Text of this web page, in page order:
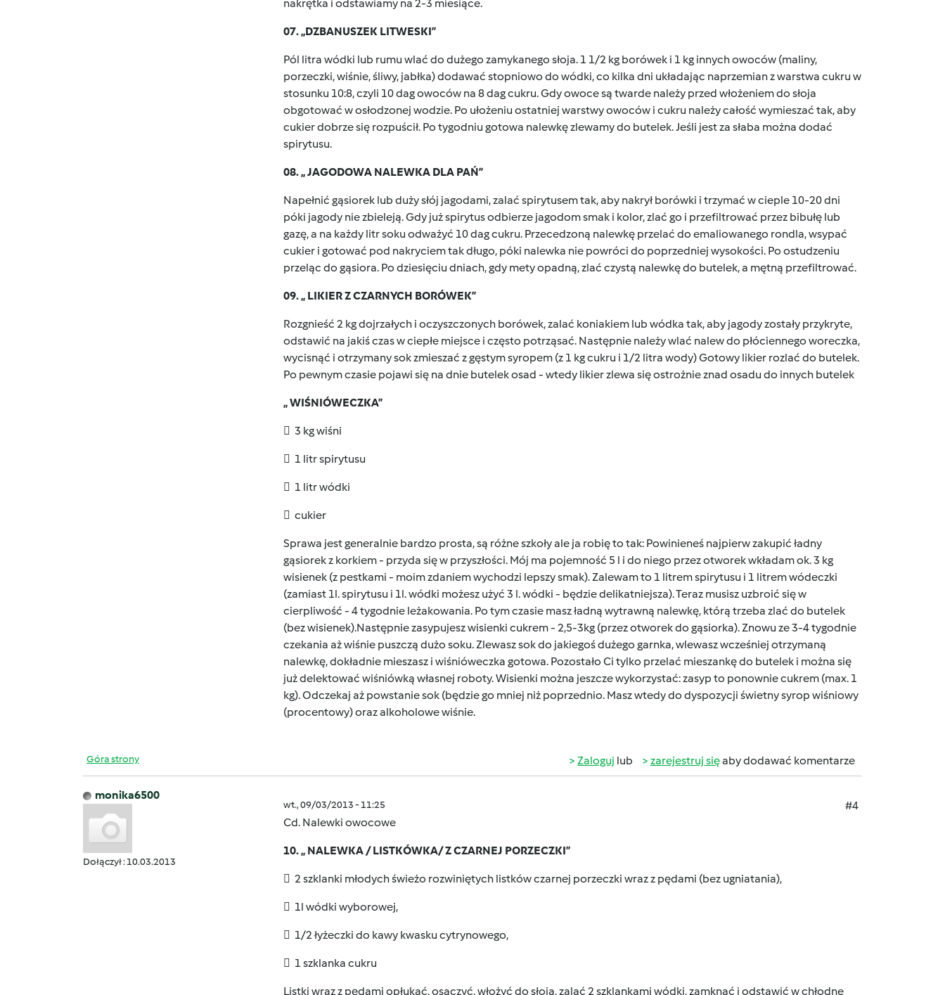
nakrętka i odstawiamy na 2-3 miesiące.
07. „DZBANUSZEK LITWESKI”
Pól litra wódki lub rumu wlać do dużego zamykanego słoja. 1 1/2 kg borówek i 1 kg innych owoców (maliny,
porzeczki, wiśnie, śliwy, jabłka) dodawać stopniowo do wódki, co kilka dni układając naprzemian z warstwa cukru w
stosunku 10:8, czyli 10 dag owoców na 8 dag cukru. Gdy owoce są twarde należy przed włożeniem do słoja
obgotować w osłodzonej wodzie. Po ułożeniu ostatniej warstwy owoców i cukru należy całość wymieszać tak, aby
cukier dobrze się rozpuścił. Po tygodniu gotowa nalewkę zlewamy do butelek. Jeśli jest za słaba można dodać
spirytusu.
08. „ JAGODOWA NALEWKA DLA PAŃ”
Napełnić gąsiorek lub duży słój jagodami, zalać spirytusem tak, aby nakrył borówki i trzymać w cieple 10-20 dni
póki jagody nie zbieleją. Gdy już spirytus odbierze jagodom smak i kolor, zlać go i przefiltrować przez bibułę lub
gazę, a na każdy litr soku odważyć 10 dag cukru. Przecedzoną nalewkę przelać do emaliowanego rondla, wsypać
cukier i gotować pod nakryciem tak długo, póki nalewka nie powróci do poprzedniej wysokości. Po ostudzeniu
przeląc do gąsiora. Po dziesięciu dniach, gdy mety opadną, zlać czystą nalewkę do butelek, a mętną przefiltrować.
09. „ LIKIER Z CZARNYCH BORÓWEK”
Rozgnieść 2 kg dojrzałych i oczyszczonych borówek, zalać koniakiem lub wódka tak, aby jagody zostały przykryte,
odstawić na jakiś czas w ciepłe miejsce i często potrząsać. Następnie należy wlać nalew do płóciennego woreczka,
wycisnąć i otrzymany sok zmieszać z gęstym syropem (z 1 kg cukru i 1/2 litra wody) Gotowy likier rozlać do butelek.
Po pewnym czasie pojawi się na dnie butelek osad - wtedy likier zlewa się ostrożnie znad osadu do innych butelek
„ WIŚNIÓWECZKA”
 3 kg wiśni
 1 litr spirytusu
 1 litr wódki
 cukier
Sprawa jest generalnie bardzo prosta, są różne szkoły ale ja robię to tak: Powinieneś najpierw zakupić ładny
gąsiorek z korkiem - przyda się w przyszłości. Mój ma pojemność 5 l i do niego przez otworek wkładam ok. 3 kg
wisienek (z pestkami - moim zdaniem wychodzi lepszy smak). Zalewam to 1 litrem spirytusu i 1 litrem wódeczki
(zamiast 1l. spirytusu i 1l. wódki możesz użyć 3 l. wódki - będzie delikatniejsza). Teraz musisz uzbroić się w
cierpliwość - 4 tygodnie leżakowania. Po tym czasie masz ładną wytrawną nalewkę, którą trzeba zlać do butelek
(bez wisienek).Następnie zasypujesz wisienki cukrem - 2,5-3kg (przez otworek do gąsiorka). Znowu ze 3-4 tygodnie
czekania aż wiśnie puszczą dużo soku. Zlewasz sok do jakiegoś dużego garnka, wlewasz wcześniej otrzymaną
nalewkę, dokładnie mieszasz i wiśnióweczka gotowa. Pozostało Ci tylko przelać mieszankę do butelek i można się
już delektować wiśniówką własnej roboty. Wisienki można jeszcze wykorzystać: zasyp to ponownie cukrem (max. 1
kg). Odczekaj aż powstanie sok (będzie go mniej niż poprzednio. Masz wtedy do dyspozycji świetny syrop wiśniowy
(procentowy) oraz alkoholowe wiśnie.
Góra strony Zaloguj lub zarejestruj sięaby dodawać komentarze
monika6500
Dołączył : 10.03.2013
wt., 09/03/2013 - 11:25
#4
Cd. Nalewki owocowe
10. „ NALEWKA / LISTKÓWKA/ Z CZARNEJ PORZECZKI”
 2 szklanki młodych świeżo rozwiniętych listków czarnej porzeczki wraz z pędami (bez ugniatania),
 1l wódki wyborowej,
 1/2 łyżeczki do kawy kwasku cytrynowego,
 1 szklanka cukru
Listki wraz z pędami opłukać, osączyć, włożyć do słoja, zalać 2 szklankami wódki, zamknąć i odstawić w chłodne